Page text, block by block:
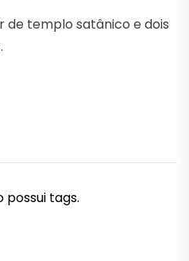
de templo satânico e dois
possui tags.